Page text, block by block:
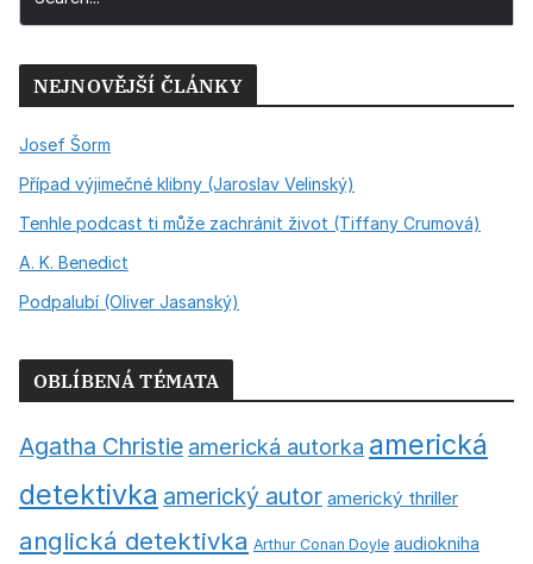
NEJNOVĚJŠÍ ČLÁNKY
Josef Šorm
Případ výjimečné klibny (Jaroslav Velinský)
Tenhle podcast ti může zachránit život (Tiffany Crumová)
A. K. Benedict
Podpalubí (Oliver Jasanský)
OBLÍBENÁ TÉMATA
Agatha Christie americká autorka americká
detektivka americký autor americký thriller
anglická detektivka Arthur Conan Doyle audiokniha